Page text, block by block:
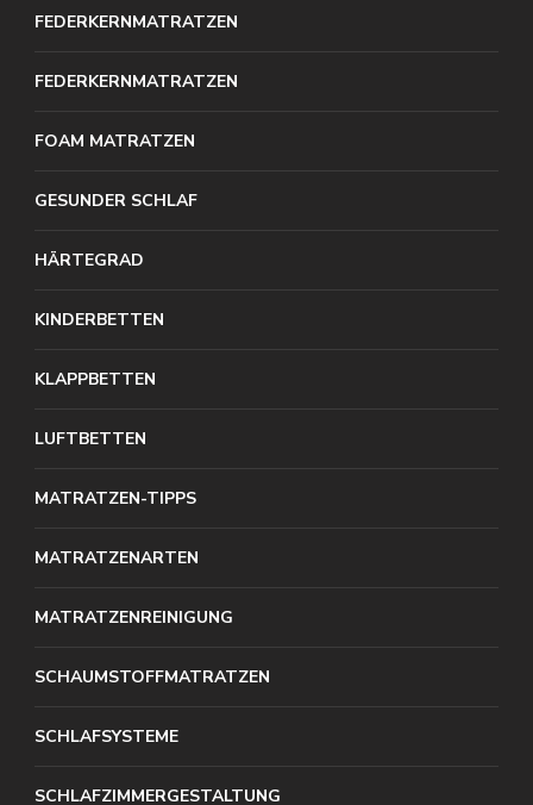
FEDERKERNMATRATZEN
FEDERKERNMATRATZEN
FOAM MATRATZEN
GESUNDER SCHLAF
HÄRTEGRAD
KINDERBETTEN
KLAPPBETTEN
LUFTBETTEN
MATRATZEN-TIPPS
MATRATZENARTEN
MATRATZENREINIGUNG
SCHAUMSTOFFMATRATZEN
SCHLAFSYSTEME
SCHLAFZIMMERGESTALTUNG